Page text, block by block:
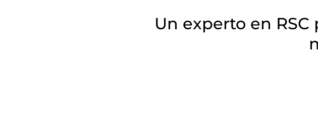
Un experto en RSC